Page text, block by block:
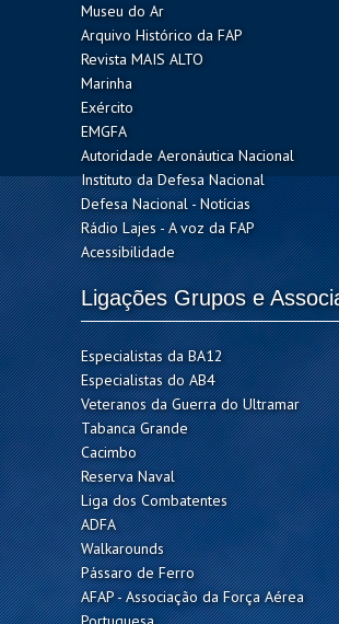
Museu do Ar
Arquivo Histórico da FAP
Revista MAIS ALTO
Marinha
Exército
EMGFA
Autoridade Aeronáutica Nacional
Instituto da Defesa Nacional
Defesa Nacional - Notícias
Rádio Lajes - A voz da FAP
Acessibilidade
Ligações Grupos e
Especialistas da BA12
Especialistas do AB4
Veteranos da Guerra do Ultramar
Tabanca Grande
Cacimbo
Reserva Naval
Liga dos Combatentes
ADFA
Walkarounds
Pássaro de Ferro
AFAP - Associação da Força Aérea